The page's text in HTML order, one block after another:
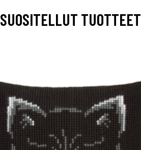
SUOSITELLUT TUOTTEET